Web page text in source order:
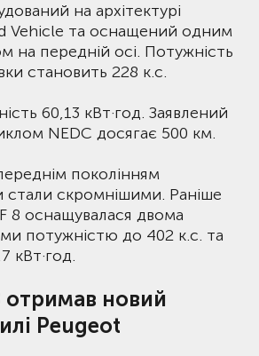
на архітектурі
Vehicle та оснащений одним
на передній осі. Потужність
становить 228 к.с.
60,13 кВт·год. Заявлений
NEDC досягає 500 км.
поколінням
стали скромнішими. Раніше
8 оснащувалася двома
потужністю до 402 к.с. та
кВт·год.
отримав новий
Peugeot